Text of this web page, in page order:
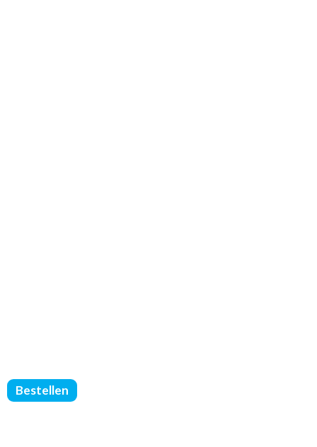
WANDKALENDERS
WIRE-
Bestellen